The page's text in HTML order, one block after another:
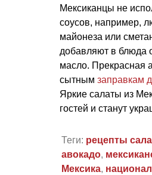
Мексиканцы не
соусов, например,
майонеза или
добавляют в блюда
масло. Прекрасная
сытным заправкам
Яркие салаты из
гостей и станут
Теги: рецепты
авокадо,
Мексика,